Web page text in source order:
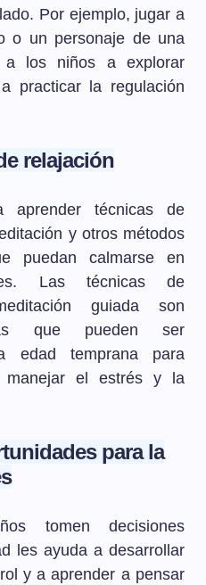
Por ejemplo, jugar a
o un personaje de una
a los niños a explorar
practicar la regulación
relajación
técnicas de
y otros métodos
puedan calmarse en
Las técnicas de
guiada son
que pueden ser
edad temprana para
el estrés y la
para la
tomen decisiones
les ayuda a desarrollar
y a aprender a pensar